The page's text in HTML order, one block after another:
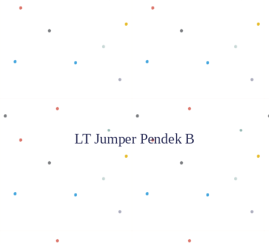
Baca selengkapnya
LT Jumper Pendek B